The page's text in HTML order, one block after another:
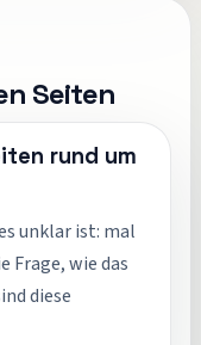
Seiten
rund um
unklar ist: mal
Frage, wie das
diese